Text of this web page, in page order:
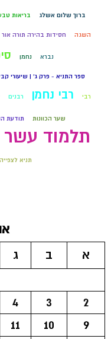
ברוך שלום אשלג בריאות
השגה חסידות בהירה תורה אור
נברא נחמן
ספר התניא - פרק ג' | שיעורי
רבי רבי נחמן רבנים
שער הכוונות תודעת
תלמוד עשר
תניא לצפייה
א
ב ג
2
3
4
9
10
11